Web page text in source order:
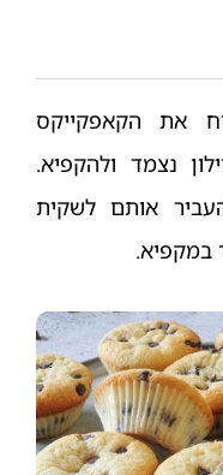
את הקאפקייקס
נצמד ולהקפיא.
אותם לשקית
במקפיא.